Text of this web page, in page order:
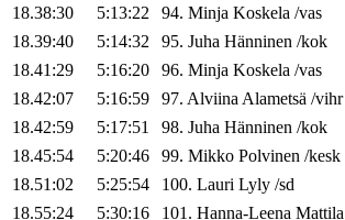
18.38:30
5:13:22 94. Minja Koskela /vas
18.39:40
5:14:32 95. Juha Hänninen /kok
18.41:29
5:16:20 96. Minja Koskela /vas
18.42:07
5:16:59 97. AlviinaAlametsä /vihr
18.42:59
5:17:51 98. Juha Hänninen /kok
18.45:54
5:20:46 99. Mikko Polvinen /kesk
18.51:02
5:25:54 100. Lauri Lyly /sd
18.55:24
5:30:16 101. Hanna-Leena Mattila